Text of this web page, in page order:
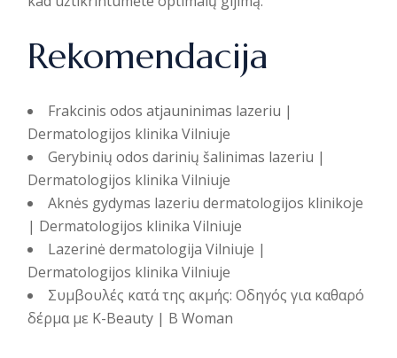
Rekomendacija
Frakcinis odos atjauninimas lazeriu |
Dermatologijos klinika Vilniuje
Gerybinių odos darinių šalinimas lazeriu |
Dermatologijos klinika Vilniuje
Aknės gydymas lazeriu dermatologijos klinikoje
| Dermatologijos klinika Vilniuje
Lazerinė dermatologija Vilniuje |
Dermatologijos klinika Vilniuje
Συμβουλές κατά της ακμής: Οδηγός για καθαρό
δέρμα με K-Beauty | B Woman